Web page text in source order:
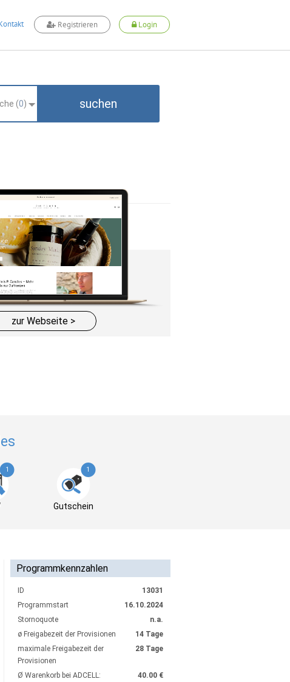
Registrieren Login
(0) suchen
zur Webseite >
1 1
Gutschein
Programmkennzahlen
ID
13031
Programmstart
16.10.2024
Stornoquote
n.a.
ø Freigabezeit der Provisionen
14 Tage
maximale Freigabezeit der
Provisionen
28 Tage
Ø Warenkorb bei ADCELL: 40.00 €